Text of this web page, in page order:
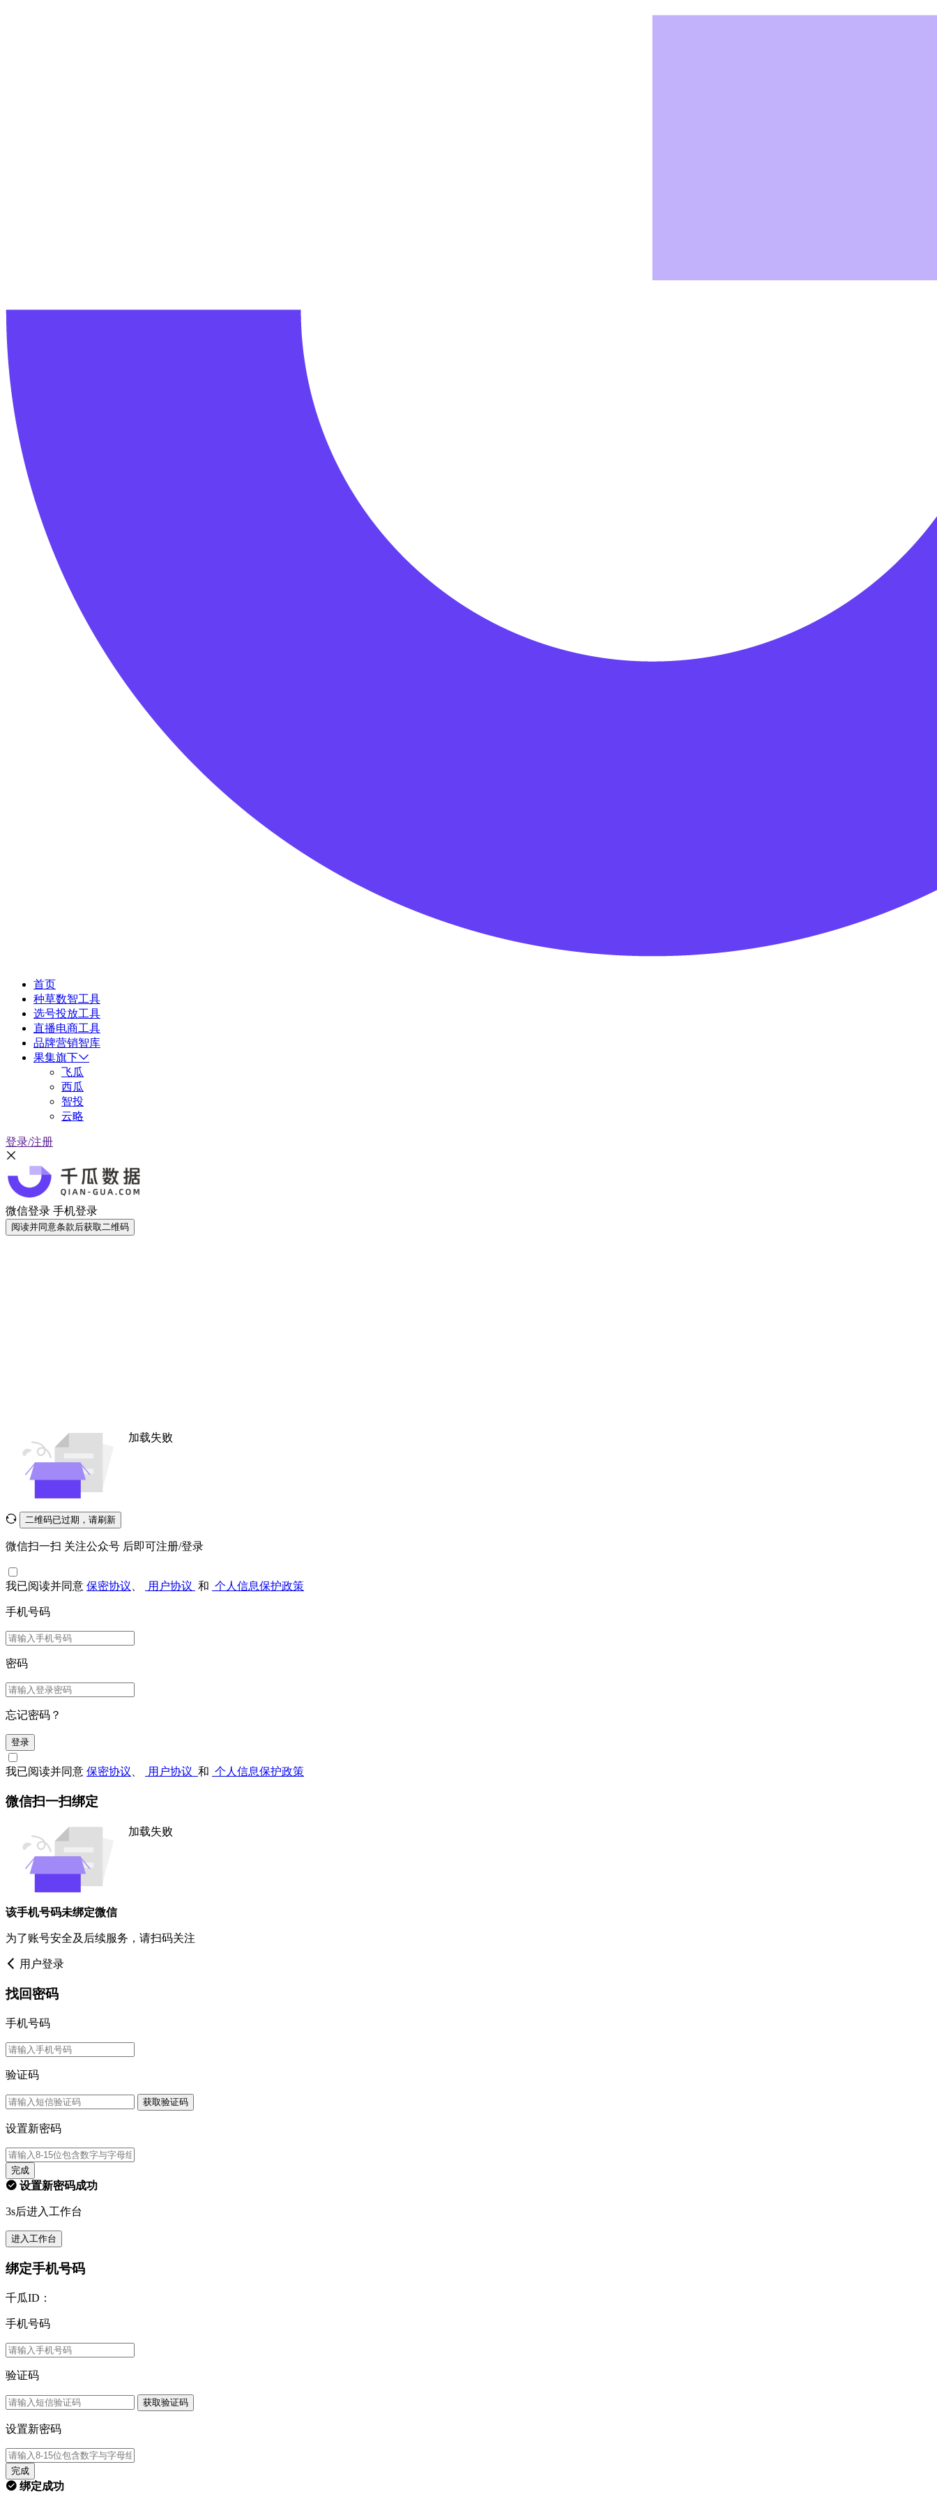
首页
种草数智工具
选号投放工具
直播电商工具
品牌营销智库
果集旗下
飞瓜
西瓜
智投
云略
登录/注册
微信登录 手机登录
阅读并同意条款后获取二维码
加载失败
二维码已过期，请刷新
微信扫一扫 关注公众号 后即可注册/登录
我已阅读并同意 保密协议 用户协议 和 个人信息保护政策
手机号码
密码
忘记密码？
登录
我已阅读并同意 保密协议 用户协议 和 个人信息保护政策
微信扫一扫绑定
加载失败
该手机号码未绑定微信
为了账号安全及后续服务，请扫码关注
用户登录
找回密码
手机号码
验证码
获取验证码
设置新密码
完成
设置新密码成功
3s后进入工作台
进入工作台
绑定手机号码
千瓜ID：
手机号码
验证码
获取验证码
设置新密码
完成
绑定成功